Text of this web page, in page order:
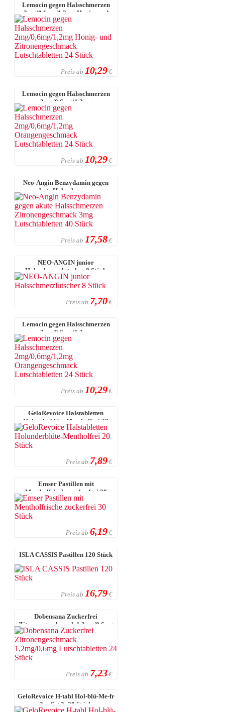
Lemocin gegen Halsschmerzen
2mg/0,6mg/1,2mg Honig- und
Zitroneng ...
Preis ab 10,29 €
Lemocin gegen Halsschmerzen
2mg/0,6mg/1,2mg
Orangengeschmack Lut ...
Preis ab 10,29 €
Neo-Angin Benzydamin gegen
akute Halsschmerzen
Zitronengeschmack ...
Preis ab 17,58 €
NEO-ANGIN junior
Halsschmerzlutscher 8 Stück
Preis ab 7,70 €
Lemocin gegen Halsschmerzen
2mg/0,6mg/1,2mg
Orangengeschmack Lut ...
Preis ab 10,29 €
GeloRevoice Halstabletten
Holunderblüte-Mentholfrei 20
Stück
Preis ab 7,89 €
Emser Pastillen mit
Mentholfrische zuckerfrei 30
Stück
Preis ab 6,19 €
ISLA CASSIS Pastillen 120 Stück
Preis ab 16,79 €
Dobensana Zuckerfrei
Zitronengeschmack 1,2mg/0,6mg
Lutschtablett ...
Preis ab 7,23 €
GeloRevoice H-tabl Hol-blü-Me-fr
3er Set 3x20 Stück